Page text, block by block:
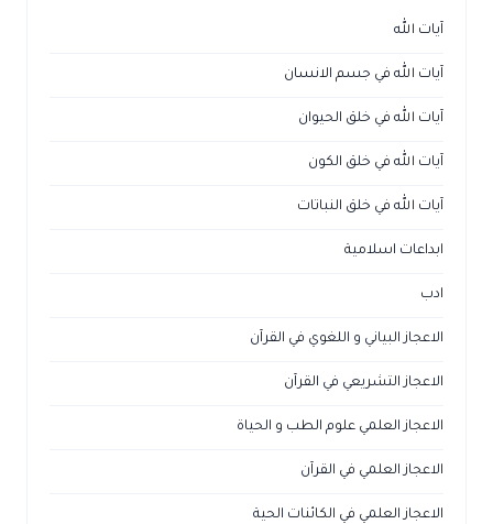
آيات الله
آيات الله في جسم الانسان
آيات الله في خلق الحيوان
آيات الله في خلق الكون
آيات الله في خلق النباتات
ابداعات اسلامية
ادب
الاعجاز البياني و اللغوي في القرآن
الاعجاز التشريعي في القرآن
الاعجاز العلمي علوم الطب و الحياة
الاعجاز العلمي في القرآن
الاعجاز العلمي في الكائنات الحية